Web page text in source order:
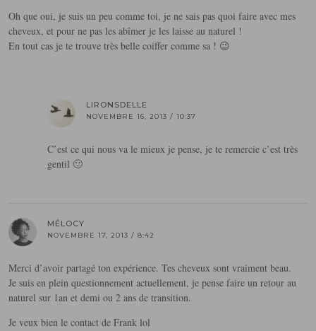
Oh que oui, je suis un peu comme toi, je ne sais pas quoi faire avec mes
cheveux, et pour ne pas les abîmer je les laisse au naturel !
En tout cas je te trouve très belle coiffer comme sa ! 😉
LIRONSDELLE
NOVEMBRE 16, 2013 / 10:37
C’est ce qui nous va le mieux je pense, je te remercie c’est très
gentil 🙂
MÉLOCY
NOVEMBRE 17, 2013 / 8:42
Merci d’avoir partagé ton expérience. Tes cheveux sont vraiment beau.
Je suis en plein questionnement actuellement, je pense faire un retour au
naturel sur 1an et demi ou 2 ans de transition.
Je veux bien le contact de Frank lol